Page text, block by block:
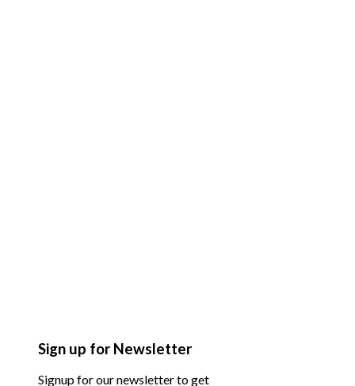
Sign up for Newsletter
Signup for our newsletter to get